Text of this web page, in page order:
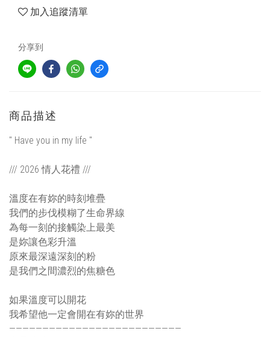
加入追蹤清單
分享到
商品描述
" Have you in my life "
/// 2026 情人花禮 ///
溫度在有妳的時刻堆疊
我們的步伐模糊了生命界線
為每一刻的接觸染上最美
是妳讓色彩升溫
原來最深遠深刻的粉
是我們之間濃烈的焦糖色
如果溫度可以開花
我希望他一定會開在有妳的世界
——————————————————————————